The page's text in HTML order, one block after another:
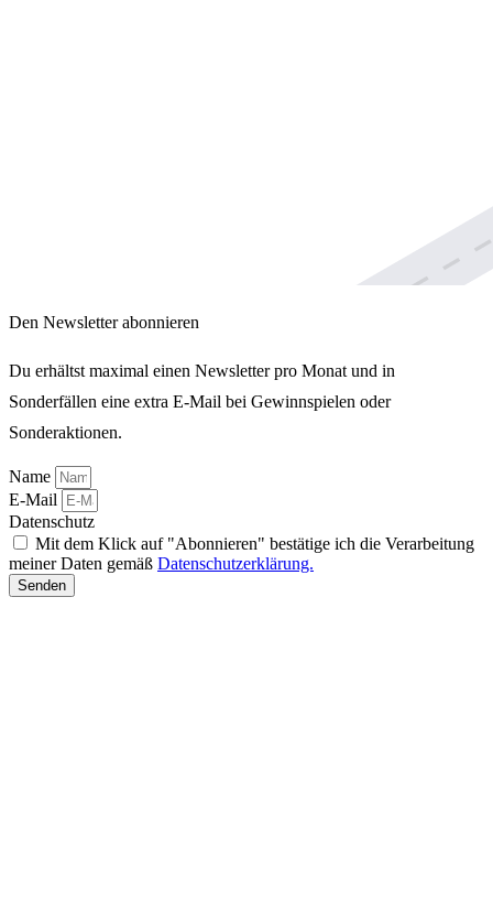
Den Newsletter abonnieren
Du erhältst maximal einen Newsletter pro Monat und in
Sonderfällen eine extra E-Mail bei Gewinnspielen oder
Sonderaktionen.
Name
E-Mail
Datenschutz
Mit dem Klick auf "Abonnieren" bestätige ich die Verarbeitung
meiner Daten gemäß Datenschutzerklärung.
Senden